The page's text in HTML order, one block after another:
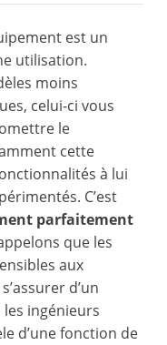
est un
utilisation.
moins
celui-ci vous
le
cette
à lui
C’est
parfaitement
que les
aux
d’un
ingénieurs
d’une fonction de